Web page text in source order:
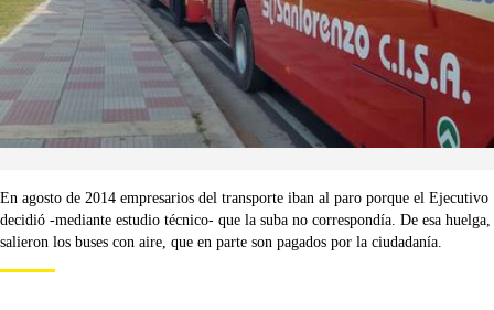
En agosto de 2014 empresarios del transporte iban al paro porque el Ejecutivo
decidió -mediante estudio técnico- que la suba no correspondía. De esa huelga,
salieron los buses con aire, que en parte son pagados por la ciudadanía.